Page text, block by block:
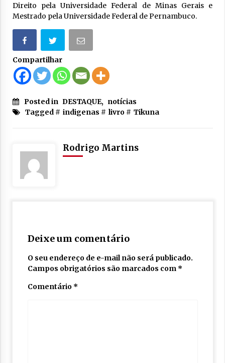
Direito pela Universidade Federal de Minas Gerais e
Mestrado pela Universidade Federal de Pernambuco.
Compartilhar
Posted in DESTAQUE, notícias
Tagged # indigenas # livro# Tikuna
Rodrigo Martins
Deixe um comentário
O seu endereço de e-mail não será publicado.
Campos obrigatórios são marcados com *
Comentário *